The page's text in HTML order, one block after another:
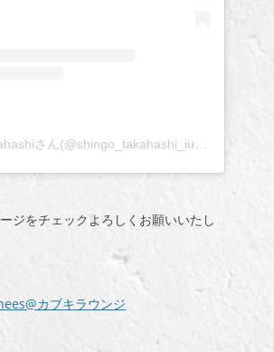
Shingo Takahashiさん(@shingo_takahashi_iudp)がシェアした投稿
ジをチェックよろしくお願いいたし
カブキラウンジ